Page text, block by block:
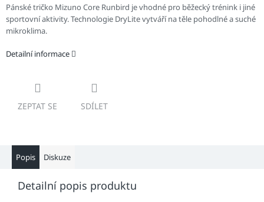
Pánské tričko Mizuno Core Runbird je vhodné pro běžecký trénink i jiné
sportovní aktivity.Technologie DryLite vytváří na těle pohodlné a suché
mikroklima.
Detailní informace
ZEPTAT SE SDÍLET
Popis Diskuze
Detailní popis produktu